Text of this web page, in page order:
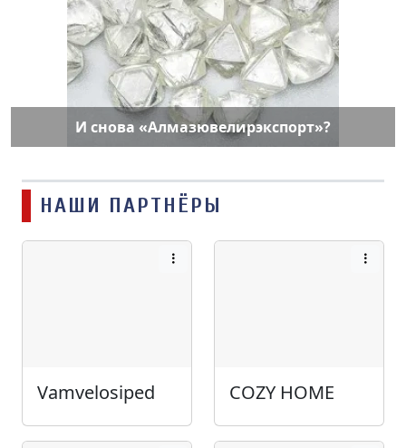
И снова «Алмазювелирэкспорт»?
НАШИ ПАРТНЁРЫ
Vamvelosiped COZY HOME